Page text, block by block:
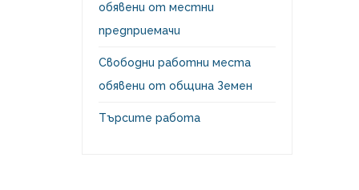
обявени от местни
предприемачи
Свободни работни места
обявени от община Земен
Търсите работа